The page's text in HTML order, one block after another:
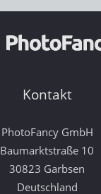
Kontakt
PhotoFancy GmbH
Baumarktstraße 10
30823 Garbsen
Deutschland